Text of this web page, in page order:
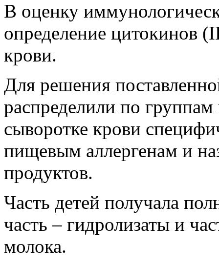
В оценку
определение цитокинов
крови.
Для решения
распределили по
сыворотке крови
пищевым аллергенам и
продуктов.
Часть детей получала
часть – гидролизаты и
молока.